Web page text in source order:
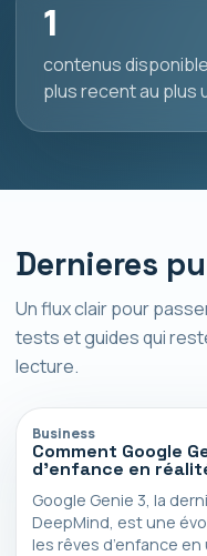
1
contenus
plus recent au plus
Dernieres
Un flux clair pour
tests et guides qui
lecture.
Business
Comment Google
d’enfance en
Google Genie 3, la
DeepMind, est une
les rêves d’enfance